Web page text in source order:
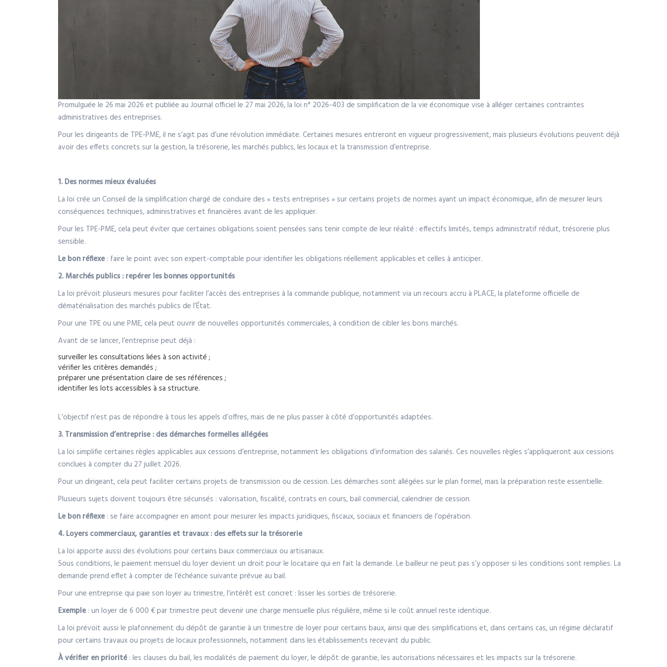
Promulguée le 26 mai 2026 et publiée au Journal officiel le 27 mai 2026, la loi n° 2026-403 de simplification de la vie économique vise à alléger certaines contraintes
administratives des entreprises.
Pour les dirigeants de TPE-PME, il ne s’agit pas d’une révolution immédiate. Certaines mesures entreront en vigueur progressivement, mais plusieurs évolutions peuvent déjà
avoir des effets concrets sur la gestion, la trésorerie, les marchés publics, les locaux et la transmission d’entreprise.
1. Des normes mieux évaluées
La loi crée un Conseil de la simplification chargé de conduire des « tests entreprises » sur certains projets de normes ayant un impact économique, afin de mesurer leurs
conséquences techniques, administratives et financières avant de les appliquer.
Pour les TPE-PME, cela peut éviter que certaines obligations soient pensées sans tenir compte de leur réalité : effectifs limités, temps administratif réduit, trésorerie plus
sensible.
Le bon réflexe : faire le point avec son expert-comptable pour identifier les obligations réellement applicables et celles à anticiper.
2. Marchés publics : repérer les bonnes opportunités
La loi prévoit plusieurs mesures pour faciliter l’accès des entreprises à la commande publique, notamment via un recours accru à PLACE, la plateforme officielle de
dématérialisation des marchés publics de l’État.
Pour une TPE ou une PME, cela peut ouvrir de nouvelles opportunités commerciales, à condition de cibler les bons marchés.
Avant de se lancer, l’entreprise peut déjà :
surveiller les consultations liées à son activité ;
vérifier les critères demandés ;
préparer une présentation claire de ses références ;
identifier les lots accessibles à sa structure.
L’objectif n’est pas de répondre à tous les appels d’offres, mais de ne plus passer à côté d’opportunités adaptées.
3. Transmission d’entreprise : des démarches formelles allégées
La loi simplifie certaines règles applicables aux cessions d’entreprise, notamment les obligations d’information des salariés. Ces nouvelles règles s’appliqueront aux cessions
conclues à compter du 27 juillet 2026.
Pour un dirigeant, cela peut faciliter certains projets de transmission ou de cession. Les démarches sont allégées sur le plan formel, mais la préparation reste essentielle.
Plusieurs sujets doivent toujours être sécurisés : valorisation, fiscalité, contrats en cours, bail commercial, calendrier de cession.
Le bon réflexe : se faire accompagner en amont pour mesurer les impacts juridiques, fiscaux, sociaux et financiers de l’opération.
4. Loyers commerciaux, garanties et travaux : des effets sur la trésorerie
La loi apporte aussi des évolutions pour certains baux commerciaux ou artisanaux.
Sous conditions, le paiement mensuel du loyer devient un droit pour le locataire qui en fait la demande. Le bailleur ne peut pas s’y opposer si les conditions sont remplies. La
demande prend effet à compter de l’échéance suivante prévue au bail.
Pour une entreprise qui paie son loyer au trimestre, l’intérêt est concret : lisser les sorties de trésorerie.
Exemple : un loyer de 6 000 € par trimestre peut devenir une charge mensuelle plus régulière, même si le coût annuel reste identique.
La loi prévoit aussi le plafonnement du dépôt de garantie à un trimestre de loyer pour certains baux, ainsi que des simplifications et, dans certains cas, un régime déclaratif
pour certains travaux ou projets de locaux professionnels, notamment dans les établissements recevant du public.
À vérifier en priorité : les clauses du bail, les modalités de paiement du loyer, le dépôt de garantie, les autorisations nécessaires et les impacts sur la trésorerie.